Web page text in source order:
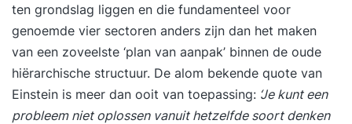
ten grondslag liggen en die fundamenteel voor
genoemde vier sectoren anders zijn dan het maken
van een zoveelste ‘plan van aanpak’ binnen de oude
hiërarchische structuur. De alom bekende quote van
Einstein is meer dan ooit van toepassing: ‘Je kunt een
probleem niet oplossen vanuit hetzelfde soort denken